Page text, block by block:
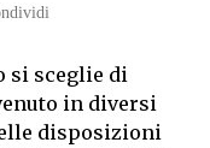
si sceglie di
in diversi
disposizioni